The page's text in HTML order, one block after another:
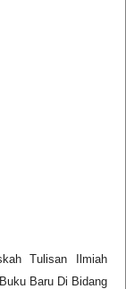
Tulisan Ilmiah
Baru Di Bidang